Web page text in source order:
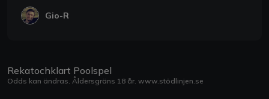
Gio-R
Rekatochklart Poolspel
Odds kan ändras. Åldersgräns 18 år. www.stödlinjen.se